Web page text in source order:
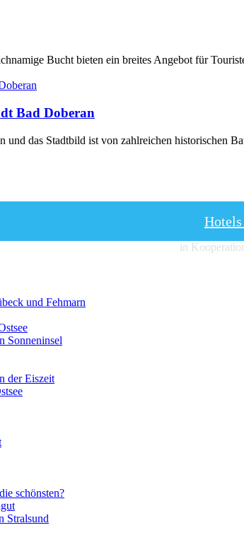
Bucht bieten ein breites Angebot für
Bad Doberan
und das Stadtbild ist von zahlreichen historischen
in
und Fehmarn
Sonneninsel
der Eiszeit
schönsten?
Stralsund